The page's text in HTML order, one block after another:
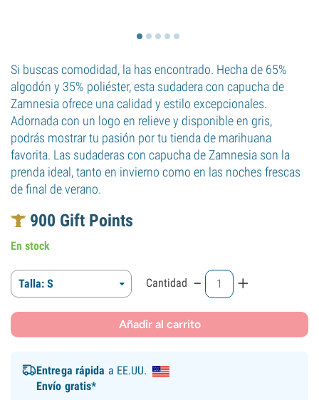
Si buscas comodidad, la has encontrado. Hecha de 65%
algodón y 35% poliéster, esta sudadera con capucha de
Zamnesia ofrece una calidad y estilo excepcionales.
Adornada con un logo en relieve y disponible en gris,
podrás mostrar tu pasión por tu tienda de marihuana
favorita. Las sudaderas con capucha de Zamnesia son la
prenda ideal, tanto en invierno como en las noches frescas
de final de verano.
900 Gift Points
En stock
Talla: S Cantidad - +
Añadir al carrito
Entrega rápida a EE.UU.
Envío gratis*